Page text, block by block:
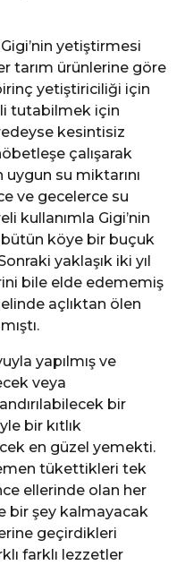
yetiştirmesi
tarım ürünlerine göre
yetiştiriciliği için
tutabilmek için
kesintisiz
çalışarak
su miktarını
ve gecelerce su
kullanımla Gigi’nin
köye bir buçuk
yaklaşık iki yıl
bile elde edememiş
açlıktan ölen
yapılmış ve
veya
bir
bir kıtlık
en güzel yemekti.
tükettikleri tek
ellerinde olan her
bir şey kalmayacak
geçirdikleri
farklı lezzetler